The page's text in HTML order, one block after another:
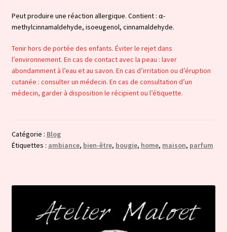
Peut produire une réaction allergique. Contient : α-
methylcinnamaldehyde, isoeugenol, cinnamaldehyde.
Tenir hors de portée des enfants. Éviter le rejet dans
l’environnement. En cas de contact avec la peau : laver
abondamment à l’eau et au savon. En cas d’irritation ou d’éruption
cutanée : consulter un médecin. En cas de consultation d’un
médecin, garder à disposition le récipient ou l’étiquette.
Catégorie : Blog
Étiquettes : ambiance, bien-être, bougie, home, maison, parfum